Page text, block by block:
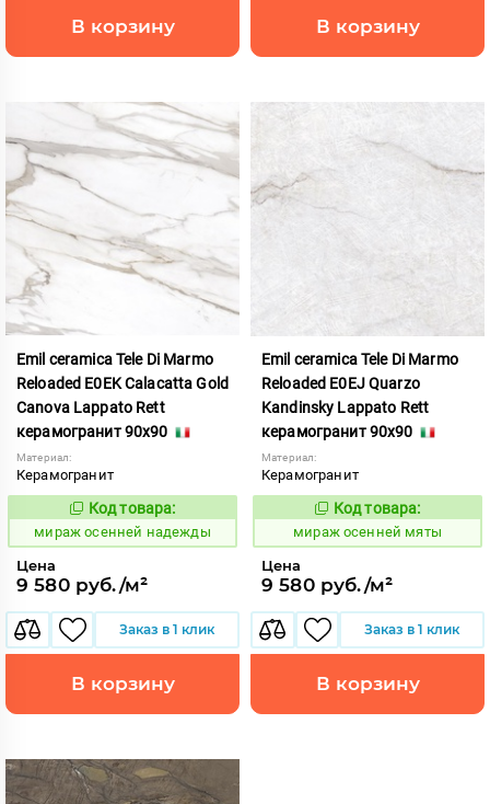
В корзину В корзину
Emil ceramica Tele Di Marmo
Reloaded E0EK Calacatta Gold
Canova Lappato Rett
керамогранит 90x90
Материал:
Керамогранит
992807
Код товара:
мираж осенней надежды
Цена
9 580 руб./м²
Заказ в 1 клик
В корзину
Emil ceramica Tele Di Marmo
Reloaded E0EJ Quarzo
Kandinsky Lappato Rett
керамогранит 90x90
Материал:
Керамогранит
992806
Код товара:
мираж осенней мяты
Цена
9 580 руб./м²
Заказ в 1 клик
В корзину